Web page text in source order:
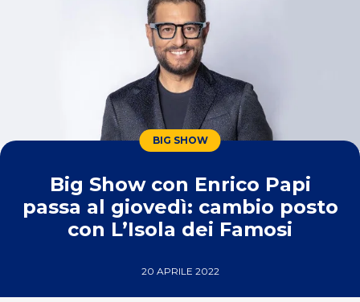
BIG SHOW
Big Show con Enrico Papi
passa al giovedì: cambio posto
con L’Isola dei Famosi
20 APRILE 2022